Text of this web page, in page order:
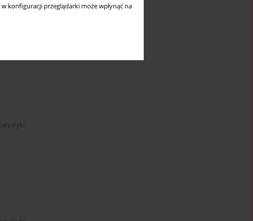
konfiguracji przeglądarki może wpłynąć na